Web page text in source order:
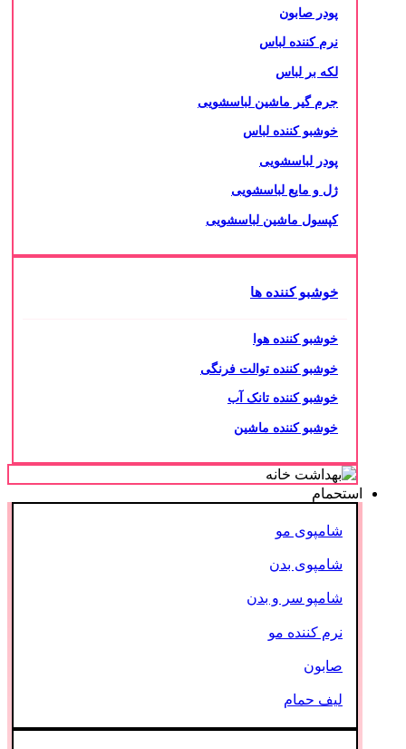
پودر صابون
نرم کننده لباس
لکه بر لباس
جرم گیر ماشین لباسشویی
خوشبو کننده لباس
پودر لباسشویی
ژل و مایع لباسشویی
کپسول ماشین لباسشویی
خوشبو کننده ها
خوشبو کننده هوا
خوشبو کننده توالت فرنگی
خوشبو کننده تانک آب
خوشبو کننده ماشین
استحمام
شامپوی مو
شامپوی بدن
شامپو سر و بدن
نرم کننده مو
صابون
لیف حمام